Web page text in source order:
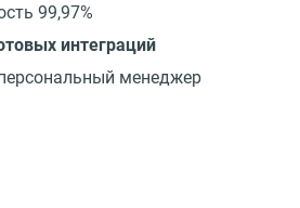
99,97%
интеграций
менеджер